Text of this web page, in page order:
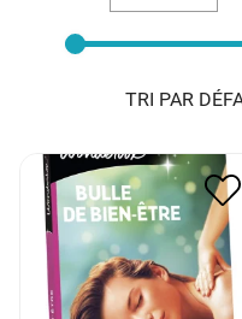
BULLE DE BIEN ETRE *
40.00€ 20.00€